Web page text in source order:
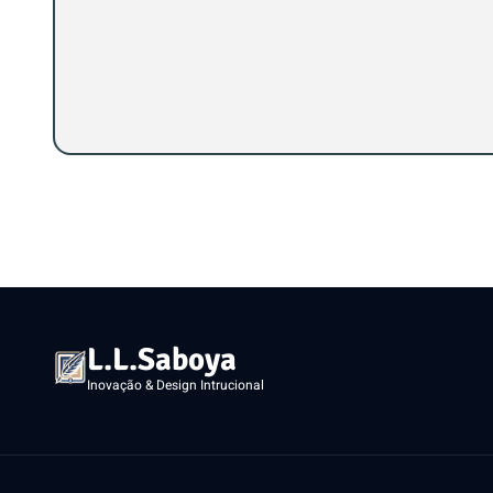
L.L.Saboya
Inovação & Design Intrucional